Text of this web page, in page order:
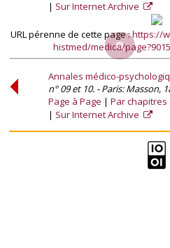
Sur Internet Archive
URL pérenne de cette page :https://
histmed/medica/
Annales médico-
n° 09 et 10. - Paris: Masson,
Page à Page
Par chapitres
Sur Internet Archive